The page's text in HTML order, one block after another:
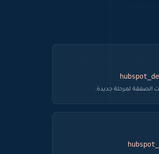
الصفقة لمرحلة جديدة.